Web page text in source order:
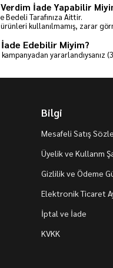
İade Yapabilir
Bedeli Tarafınıza Aittir.
kullanılmamış, zarar
Edebilir Miyim?
Bilgi
Mesafeli Satış
Üyelik ve Kullanm
Gizlilik ve Ödeme
Elektronik Ticaret
İptal ve İade
KVKK